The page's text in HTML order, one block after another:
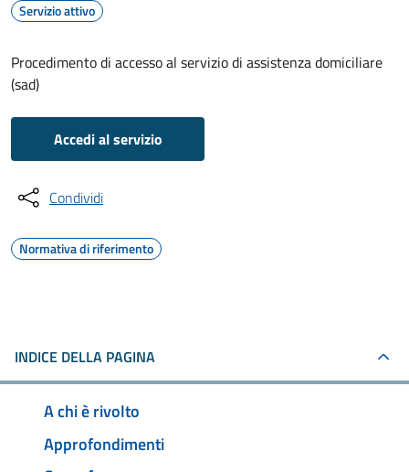
Servizio attivo
Procedimento di accesso al servizio di assistenza domiciliare
(sad)
Accedi al servizio
Condividi
Normativa di riferimento
INDICE DELLA PAGINA
A chi è rivolto
Approfondimenti